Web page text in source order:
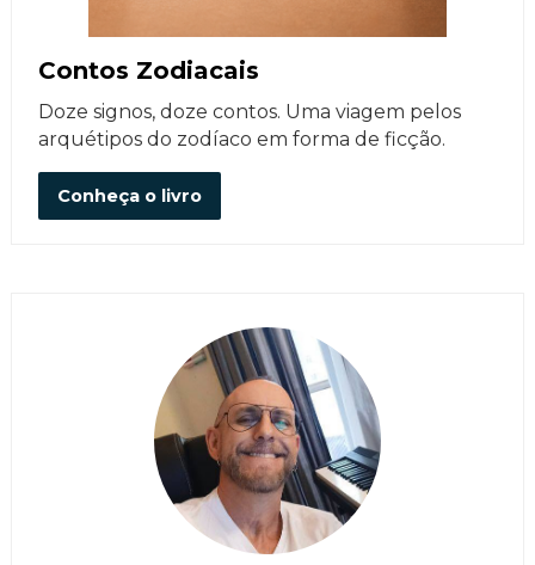
Contos Zodiacais
Doze signos, doze contos. Uma viagem pelos
arquétipos do zodíaco em forma de ficção.
Conheça o livro